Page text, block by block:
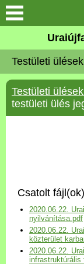
Köszöntő
Elérhetőségek
Uraiújfalu
Választási
Program
Testületi
Testületi
testületi ülés
Csatolt
2020.06.22.
nyilvánítása.pdf
2020.06.22.
közterület
2020.06.22.
infrastruktúrális